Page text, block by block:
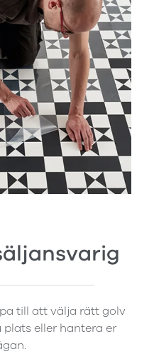
till att välja rätt golv
eller hantera er